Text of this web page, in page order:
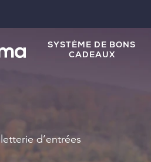
SYSTÈME DE BONS
CADEAUX
d’entrées